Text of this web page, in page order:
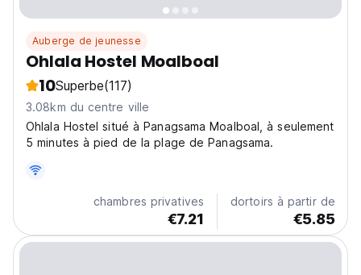
Auberge de jeunesse
Ohlala Hostel Moalboal
10Superbe(117)
3.08km du centre ville
Ohlala Hostel situé à Panagsama Moalboal, à seulement
5 minutes à pied de la plage de Panagsama.
chambres privatives
€7.21
dortoirs à partir de
€5.85